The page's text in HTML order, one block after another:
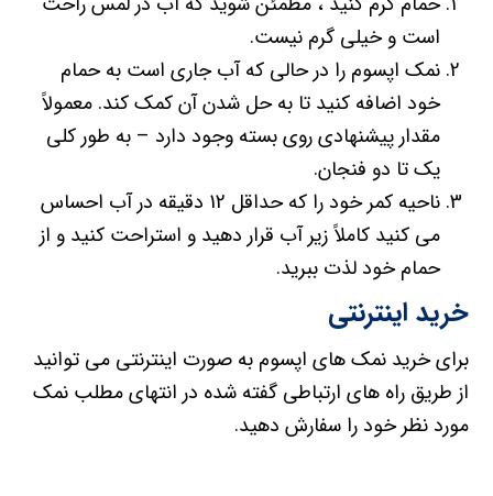
مقدار پیشنهادی روی بسته وجود دارد – به طور کلی
یک تا دو فنجان.
ناحیه کمر خود را که حداقل 12 دقیقه در آب احساس
می کنید کاملاً زیر آب قرار دهید و استراحت کنید و از
حمام خود لذت ببرید.
خرید اینترنتی
برای خرید نمک های اپسوم به صورت اینترنتی می توانید
از طریق راه های ارتباطی گفته شده در انتهای مطلب نمک
مورد نظر خود را سفارش دهید.
همچنین شما میتوانید برای اطلاع از دیگر محصولات
مانندنمک حمام میتوانید به مطلب